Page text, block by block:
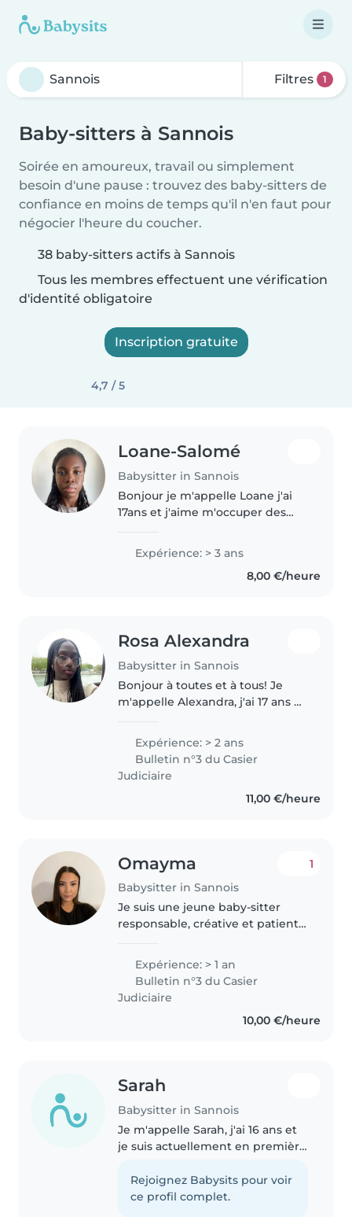
Filtres 1
Baby-sitters à Sannois
Soirée en amoureux, travail ou simplement
besoin d'une pause : trouvez des baby-sitters de
confiance en moins de temps qu'il n'en faut pour
négocier l'heure du coucher.
38 baby-sitters actifs à Sannois
Tous les membres effectuent une vérification
d'identité obligatoire
Inscription gratuite
4,7 / 5
Loane-Salomé
Babysitter in Sannois
Bonjour je m'appelle Loane j'ai
17ans et j'aime m'occuper des
enfants d'amis de ma famille ou
encore mes cousins, et j'ai
effectué un stage en école
Expérience: > 3 ans
8,00 €/heure
Rosa Alexandra
Babysitter in Sannois
Bonjour à toutes et à tous! Je
m'appelle Alexandra, j'ai 17 ans et
un petit travaille pour avoir un
peu d'argent de côté donc..
Expérience: > 2 ans
Bulletin n°3 du Casier
Judiciaire
11,00 €/heure
Omayma
Babysitter in Sannois
1
Je suis une jeune baby-sitter
responsable, créative et patiente
garde d'enfants en âge
préscolaire et scolaire.
Actuellement étudiante en école
Expérience: > 1 an
Bulletin n°3 du Casier
Judiciaire
10,00 €/heure
Sarah
Babysitter in Sannois
Je m'appelle Sarah, j'ai 16 ans et
je suis actuellement en première
français-espagnol). Sérieuse,
responsable et patiente, j'aime
Rejoignez Babysits pour voir
ce profil complet.